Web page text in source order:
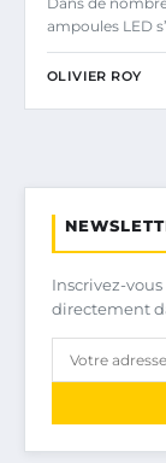
ampoules LED
OLIVIER ROY
Inscrivez-
directement